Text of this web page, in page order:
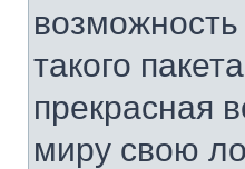
такого
прекрасная
миру свою